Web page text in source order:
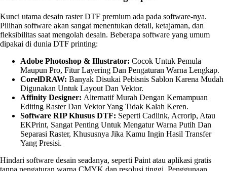
Kunci utama desain raster DTF premium ada pada software-nya.
Pilihan software akan sangat menentukan detail, ketajaman, dan
fleksibilitas saat mengolah desain. Beberapa software yang umum
dipakai di dunia DTF printing:
Adobe Photoshop & Illustrator: Cocok Untuk Pemula
Maupun Pro, Fitur Layering Dan Pengaturan Warna Lengkap.
CorelDRAW: Banyak Disukai Pebisnis Sablon Karena Mudah
Digunakan Untuk Layout Dan Vektor.
Affinity Designer: Alternatif Murah Dengan Kemampuan
Editing Raster Dan Vektor Yang Tidak Kalah Keren.
Software RIP Khusus DTF: Seperti Cadlink, Acrorip, Atau
EKPrint, Sangat Penting Untuk Mengatur Warna Putih Dan
Separasi Raster, Khususnya Jika Kamu Ingin Hasil Transfer
Yang Presisi.
Hindari software desain seadanya, seperti Paint atau aplikasi gratis
tanpa pengaturan warna CMYK dan resolusi tinggi. Penggunaan